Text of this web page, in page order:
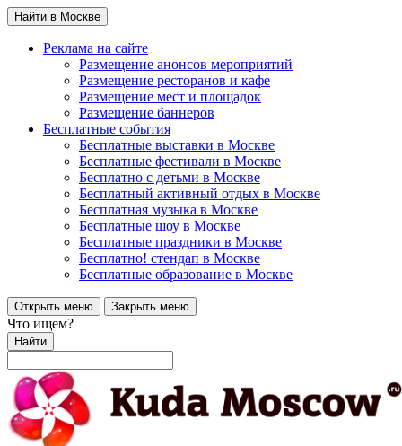
Найти в Москве
Реклама на сайте
Размещение анонсов мероприятий
Размещение ресторанов и кафе
Размещение мест и площадок
Размещение баннеров
Бесплатные события
Бесплатные выставки в Москве
Бесплатные фестивали в Москве
Бесплатно с детьми в Москве
Бесплатный активный отдых в Москве
Бесплатная музыка в Москве
Бесплатные шоу в Москве
Бесплатные праздники в Москве
Бесплатно! стендап в Москве
Бесплатные образование в Москве
Открыть меню Закрыть меню
Что ищем?
Найти